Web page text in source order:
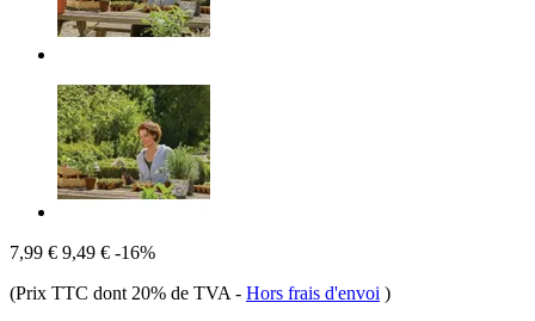
7,99 € 9,49 € -16%
(Prix TTC dont 20% de TVA - Hors frais d'envoi )